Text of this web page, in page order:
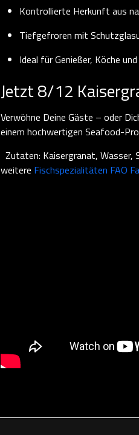
Kontrollierte Herkunft aus
Tiefgefroren mit
Ideal für Genießer, Köche
Jetzt 8/12
Verwöhne Deine Gäste – oder
einem hochwertigen Seafood-
Zutaten: Kaisergranat, Wasser,
weitere Fischspezialitäten FAO